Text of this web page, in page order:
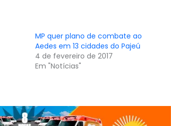
MP quer plano de combate ao
Aedes em 13 cidades do Pajeú
4 de fevereiro de 2017
Em "Notícias"